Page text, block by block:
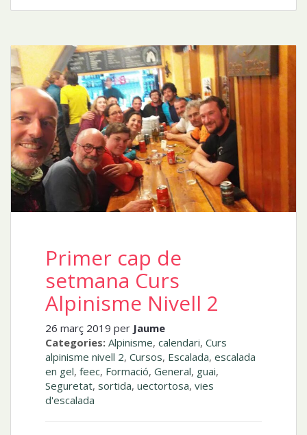
Primer cap de
setmana Curs
Alpinisme Nivell 2
26 març 2019 per Jaume
Categories: Alpinisme, calendari, Curs
alpinisme nivell 2, Cursos, Escalada, escalada
en gel, feec, Formació, General, guai,
Seguretat, sortida, uectortosa, vies
d'escalada